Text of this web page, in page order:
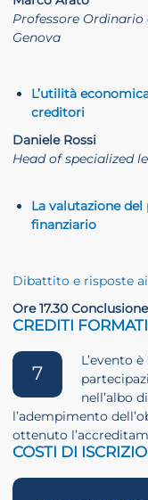
Professore
Genova
L’utilità
creditori
Daniele Rossi
Head of specialized
La valutazione
finanziario
Dibattito e risposte
Ore 17.30
CREDITI
7
L’evento
nell’albo
l’adempimento
ottenuto
COSTI DI